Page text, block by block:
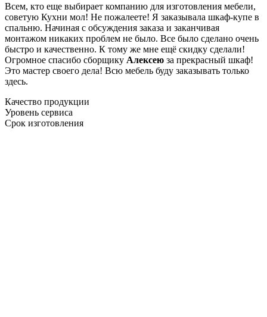
Всем, кто еще выбирает компанию для изготовления мебели,
советую Кухни мол! Не пожалеете! Я заказывала шкаф-купе в
спальню. Начиная с обсуждения заказа и заканчивая
монтажом никаких проблем не было. Все было сделано очень
быстро и качественно. К тому же мне ещё скидку сделали!
Огромное спасибо сборщику Алексею за прекрасный шкаф!
Это мастер своего дела! Всю мебель буду заказывать только
здесь.
Качество продукции
Уровень сервиса
Срок изготовления